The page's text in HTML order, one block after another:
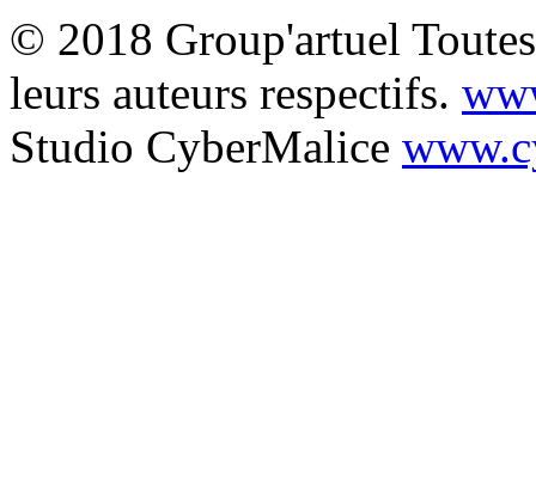
© 2018 Group'artuel
leurs auteurs respectifs.
Studio CyberMalice